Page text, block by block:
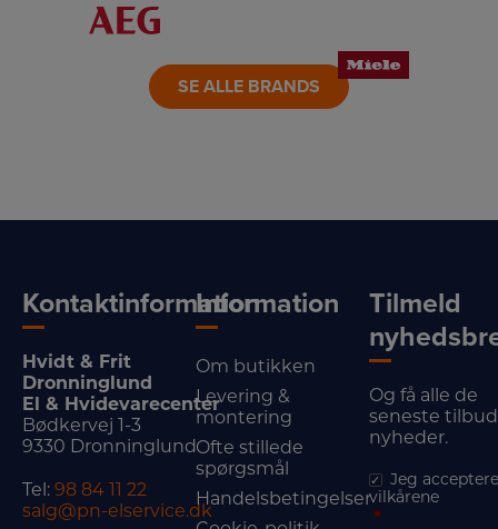
LINK
SE ALLE BRANDS
Kontaktinformation
Hvidt & Frit
Dronninglund
El & Hvidevarecenter
Bødkervej 1-3
9330 Dronninglund
Tel: 98 84 11 22
salg@pn-elservice.dk
Information
Om butikken
Levering &
montering
Ofte stillede
spørgsmål
Handelsbetingelser
Tilmeld
Og få alle de
seneste
nyheder.
Jeg
vilkårene
*